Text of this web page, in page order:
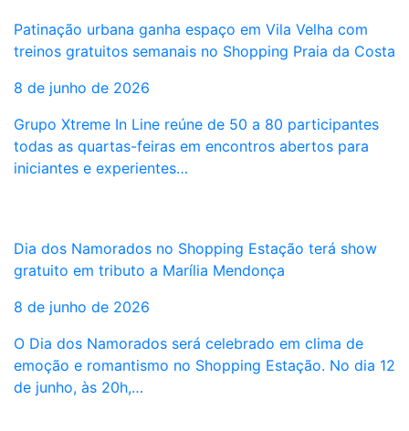
Patinação urbana ganha espaço em Vila Velha com
treinos gratuitos semanais no Shopping Praia da Costa
8 de junho de 2026
Grupo Xtreme In Line reúne de 50 a 80 participantes
todas as quartas-feiras em encontros abertos para
iniciantes e experientes…
Dia dos Namorados no Shopping Estação terá show
gratuito em tributo a Marília Mendonça
8 de junho de 2026
O Dia dos Namorados será celebrado em clima de
emoção e romantismo no Shopping Estação. No dia 12
de junho, às 20h,…